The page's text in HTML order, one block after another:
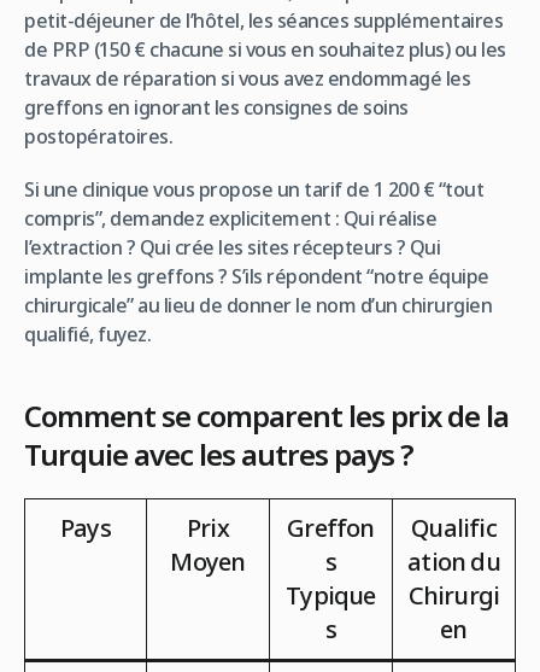
petit-déjeuner de l’hôtel, les séances supplémentaires
de PRP (150 € chacune si vous en souhaitez plus) ou les
travaux de réparation si vous avez endommagé les
greffons en ignorant les consignes de soins
postopératoires.
Si une clinique vous propose un tarif de 1 200 € “tout
compris”, demandez explicitement : Qui réalise
l’extraction ? Qui crée les sites récepteurs ? Qui
implante les greffons ? S’ils répondent “notre équipe
chirurgicale” au lieu de donner le nom d’un chirurgien
qualifié, fuyez.
Comment se comparent les prix de la
Turquie avec les autres pays ?
Pays
Prix
Moyen
Greffon
s
Typique
s
Qualific
ation du
Chirurgi
en